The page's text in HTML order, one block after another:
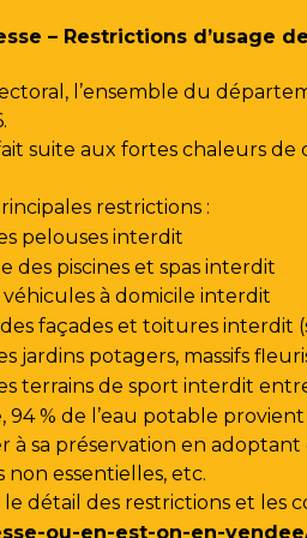
– Restrictions d’usage
l’ensemble du
suite aux fortes chaleurs de
restrictions :
pelouses interdit
des piscines et spas interdit
véhicules à domicile interdit
façades et toitures interdit
jardins potagers, massifs
terrains de sport interdit
94 % de l’eau potable
sa préservation en adoptant
non essentielles, etc.
détail des restrictions et les
ou-en-est-on-en-